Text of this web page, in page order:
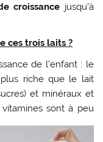
croissance jusqu’à
ces trois laits ?
de l’enfant : le
riche que le lait
et minéraux et
sont à peu